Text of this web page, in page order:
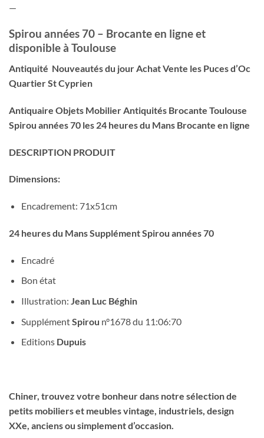
—
Spirou années 70 – Brocante en ligne et
disponible à Toulouse
Antiquité Nouveautés du jour Achat Vente les Puces d’Oc
Quartier St Cyprien
Antiquaire Objets Mobilier Antiquités Brocante Toulouse
Spirou années 70 les 24 heures du Mans Brocante en ligne
DESCRIPTION PRODUIT
Dimensions:
Encadrement: 71x51cm
24 heures du Mans Supplément Spirou années 70
Encadré
Bon état
Illustration: Jean Luc Béghin
SupplémentSpirou n°1678 du 11:06:70
EditionsDupuis
Chiner, trouvez votre bonheur dans notre sélection de
petits mobiliers et meubles vintage, industriels, design
XXe, anciens ou simplement d’occasion.